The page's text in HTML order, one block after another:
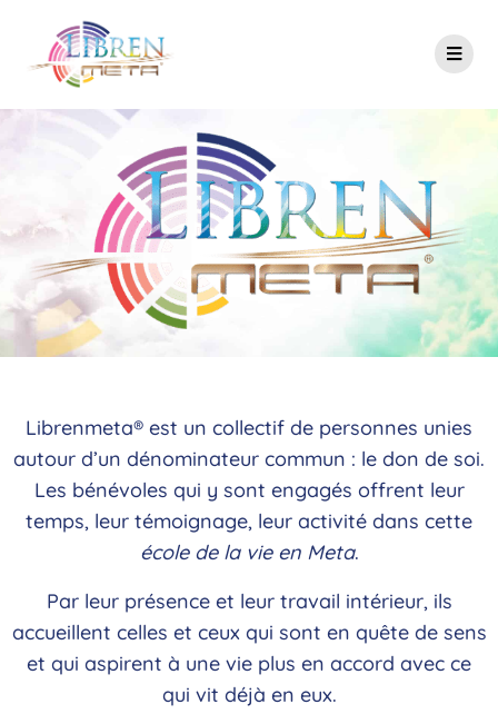
Librenmeta® est un collectif de personnes unies
autour d’un dénominateur commun : le don de soi.
Les bénévoles qui y sont engagés offrent leur
temps, leur témoignage, leur activité dans cette
école de la vie en Meta.
Par leur présence et leur travail intérieur, ils
accueillent celles et ceux qui sont en quête de sens
et qui aspirent à une vie plus en accord avec ce
qui vit déjà en eux.